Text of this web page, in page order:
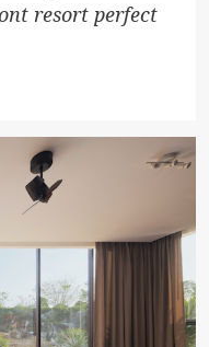
resort perfect